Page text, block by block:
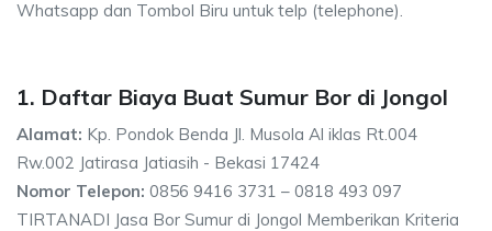
Whatsapp dan Tombol Biru untuk telp (telephone).
1. Daftar Biaya Buat Sumur Bor di Jongol
Alamat: Kp. Pondok Benda Jl. Musola Al iklas Rt.004
Rw.002 Jatirasa Jatiasih - Bekasi 17424
Nomor Telepon: 0856 9416 3731 – 0818 493 097
TIRTANADI Jasa Bor Sumur di Jongol Memberikan Kriteria